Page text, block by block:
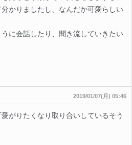
かりましたし、なんだか可愛らしい
に会話したり、聞き流していきたい
2019/01/07(月) 05:46
がりたくなり取り合いしているそう